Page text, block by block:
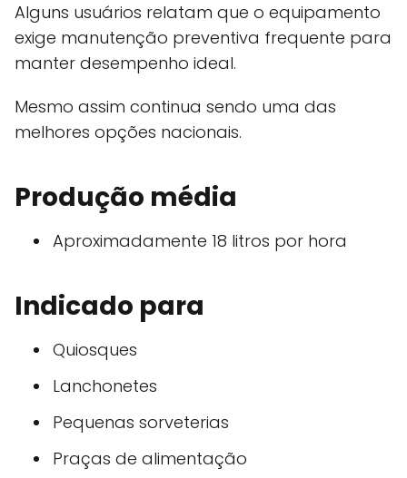
Alguns usuários relatam que o equipamento
exige manutenção preventiva frequente para
manter desempenho ideal.
Mesmo assim continua sendo uma das
melhores opções nacionais.
Produção média
Aproximadamente 18 litros por hora
Indicado para
Quiosques
Lanchonetes
Pequenas sorveterias
Praças de alimentação